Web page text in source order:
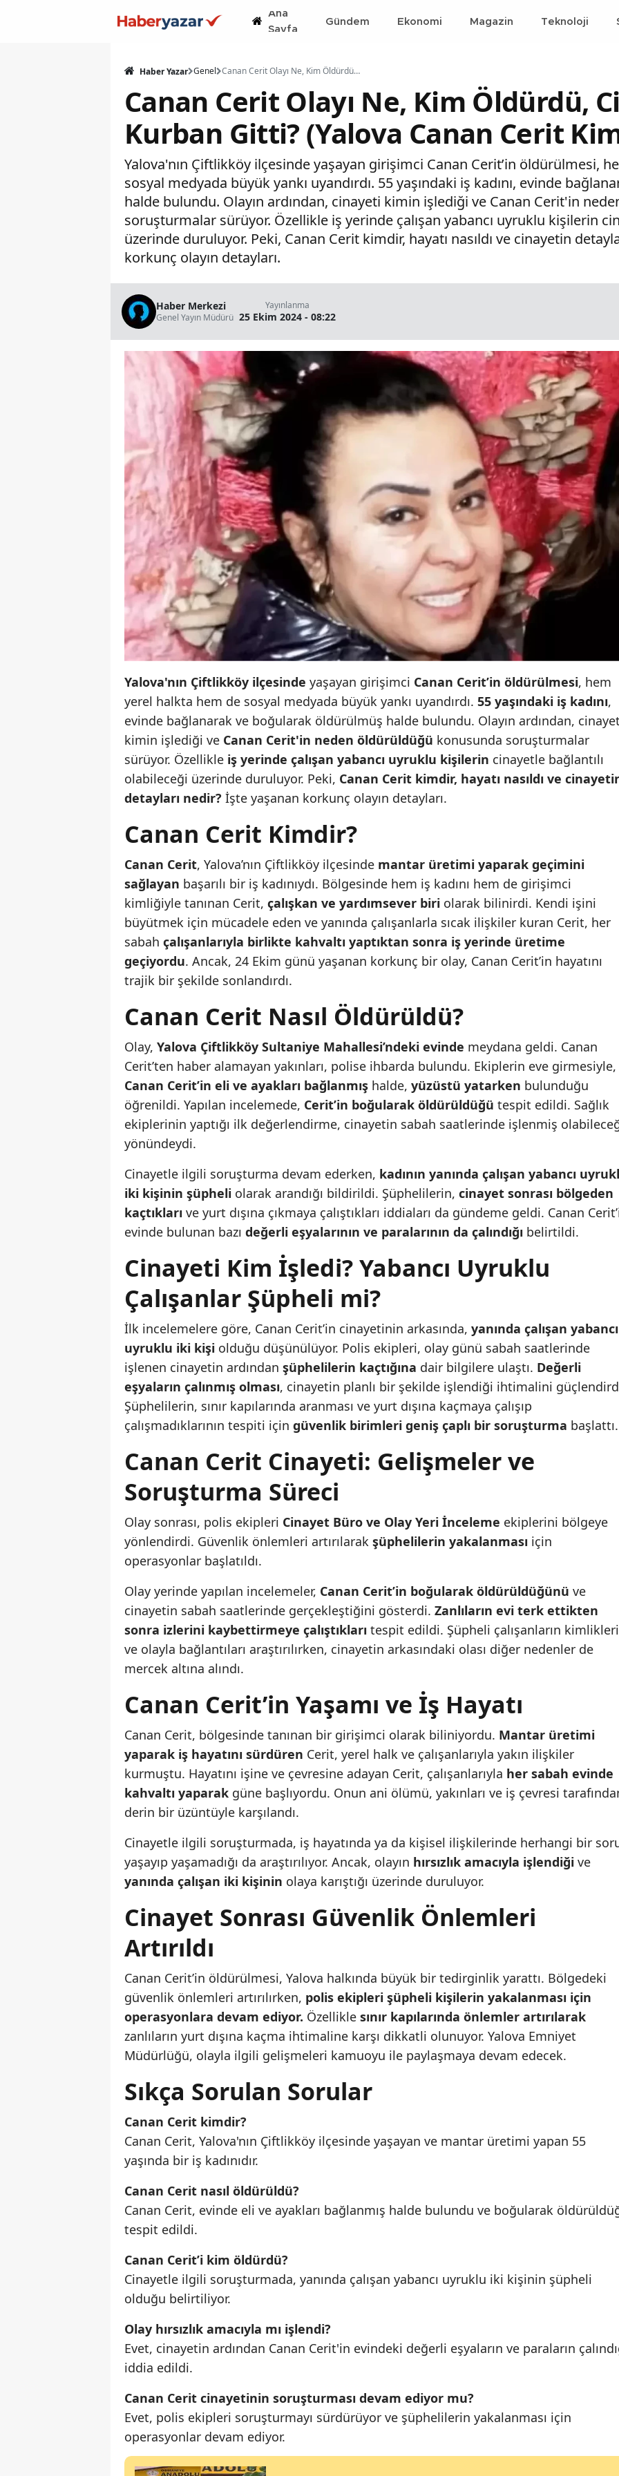
Ana
Sayfa
Gündem Ekonomi Magazin Teknoloji
Haber Yazar Genel Canan Cerit Olayı Ne, Kim Öldürdü, Cinayete mi Kurban Gitti? (Yalova Canan Cerit Kimdir, Hayatı)
Canan Cerit Olayı Ne, Kim Öldürdü,
Kurban Gitti? (Yalova Canan Cerit
Yalova'nın Çiftlikköy ilçesinde yaşayan girişimci Canan Cerit’in öldürülmesi,
sosyal medyada büyük yankı uyandırdı. 55 yaşındaki iş kadını, evinde
halde bulundu. Olayın ardından, cinayeti kimin işlediği ve Canan Cerit'in
soruşturmalar sürüyor. Özellikle iş yerinde çalışan yabancı uyruklu kişilerin
üzerinde duruluyor. Peki, Canan Cerit kimdir, hayatı nasıldı ve cinayetin
korkunç olayın detayları.
Haber Merkezi
Genel Yayın Müdürü
Yayınlanma
25 Ekim 2024 - 08:22
Yalova'nın Çiftlikköy ilçesinde yaşayan girişimci Canan Cerit’in öldürülmesi, hem
yerel halkta hem de sosyal medyada büyük yankı uyandırdı. 55 yaşındaki iş kadını,
evinde bağlanarak ve boğularak öldürülmüş halde bulundu. Olayın ardından,
kimin işlediği ve Canan Cerit'in neden öldürüldüğü konusunda soruşturmalar
sürüyor. Özellikle iş yerinde çalışan yabancı uyruklu kişilerin cinayetle bağlantılı
olabileceği üzerinde duruluyor. Peki, Canan Cerit kimdir, hayatı nasıldı ve
detayları nedir? İşte yaşanan korkunç olayın detayları.
Canan Cerit Kimdir?
Canan Cerit, Yalova’nın Çiftlikköy ilçesinde mantar üretimi yaparak geçimini
sağlayan başarılı bir iş kadınıydı. Bölgesinde hem iş kadını hem de girişimci
kimliğiyle tanınan Cerit, çalışkan ve yardımsever biri olarak bilinirdi. Kendi işini
büyütmek için mücadele eden ve yanında çalışanlarla sıcak ilişkiler kuran Cerit, her
sabah çalışanlarıyla birlikte kahvaltı yaptıktan sonra iş yerinde üretime
geçiyordu. Ancak, 24 Ekim günü yaşanan korkunç bir olay, Canan Cerit’in hayatını
trajik bir şekilde sonlandırdı.
Canan Cerit Nasıl Öldürüldü?
Olay, Yalova Çiftlikköy Sultaniye Mahallesi’ndeki evinde meydana geldi. Canan
Cerit’ten haber alamayan yakınları, polise ihbarda bulundu. Ekiplerin eve girmesiyle,
Canan Cerit’in eli ve ayakları bağlanmış halde, yüzüstü yatarken bulunduğu
öğrenildi. Yapılan incelemede, Cerit’in boğularak öldürüldüğü tespit edildi. Sağlık
ekiplerinin yaptığı ilk değerlendirme, cinayetin sabah saatlerinde işlenmiş
yönündeydi.
Cinayetle ilgili soruşturma devam ederken, kadının yanında çalışan yabancı
iki kişinin şüpheli olarak arandığı bildirildi. Şüphelilerin, cinayet sonrası bölgeden
kaçtıkları ve yurt dışına çıkmaya çalıştıkları iddiaları da gündeme geldi. Canan
evinde bulunan bazı değerli eşyalarının ve paralarının da çalındığı belirtildi.
Cinayeti Kim İşledi? Yabancı Uyruklu
Çalışanlar Şüpheli mi?
İlk incelemelere göre, Canan Cerit’in cinayetinin arkasında, yanında çalışan yabancı
uyruklu iki kişi olduğu düşünülüyor. Polis ekipleri, olay günü sabah saatlerinde
işlenen cinayetin ardından şüphelilerin kaçtığına dair bilgilere ulaştı. Değerli
eşyaların çalınmış olması, cinayetin planlı bir şekilde işlendiği ihtimalini
Şüphelilerin, sınır kapılarında aranması ve yurt dışına kaçmaya çalışıp
çalışmadıklarının tespiti için güvenlik birimleri geniş çaplı bir soruşturma başlattı.
Canan Cerit Cinayeti: Gelişmeler ve
Soruşturma Süreci
Olay sonrası, polis ekipleri Cinayet Büro ve Olay Yeri İnceleme ekiplerini bölgeye
yönlendirdi. Güvenlik önlemleri artırılarak şüphelilerin yakalanması için
operasyonlar başlatıldı.
Olay yerinde yapılan incelemeler, Canan Cerit’in boğularak öldürüldüğünü ve
cinayetin sabah saatlerinde gerçekleştiğini gösterdi. Zanlıların evi terk ettikten
sonra izlerini kaybettirmeye çalıştıkları tespit edildi. Şüpheli çalışanların kimlikleri
ve olayla bağlantıları araştırılırken, cinayetin arkasındaki olası diğer nedenler de
mercek altına alındı.
Canan Cerit’in Yaşamı ve İş Hayatı
Canan Cerit, bölgesinde tanınan bir girişimci olarak biliniyordu. Mantar üretimi
yaparak iş hayatını sürdüren Cerit, yerel halk ve çalışanlarıyla yakın ilişkiler
kurmuştu. Hayatını işine ve çevresine adayan Cerit, çalışanlarıyla her sabah evinde
kahvaltı yaparak güne başlıyordu. Onun ani ölümü, yakınları ve iş çevresi
derin bir üzüntüyle karşılandı.
Cinayetle ilgili soruşturmada, iş hayatında ya da kişisel ilişkilerinde herhangi bir
yaşayıp yaşamadığı da araştırılıyor. Ancak, olayın hırsızlık amacıyla işlendiği ve
yanında çalışan iki kişinin olaya karıştığı üzerinde duruluyor.
Cinayet Sonrası Güvenlik Önlemleri
Artırıldı
Canan Cerit’in öldürülmesi, Yalova halkında büyük bir tedirginlik yarattı. Bölgedeki
güvenlik önlemleri artırılırken, polis ekipleri şüpheli kişilerin yakalanması için
operasyonlara devam ediyor. Özellikle sınır kapılarında önlemler artırılarak
zanlıların yurt dışına kaçma ihtimaline karşı dikkatli olunuyor. Yalova Emniyet
Müdürlüğü, olayla ilgili gelişmeleri kamuoyu ile paylaşmaya devam edecek.
Sıkça Sorulan Sorular
Canan Cerit kimdir?
Canan Cerit, Yalova'nın Çiftlikköy ilçesinde yaşayan ve mantar üretimi yapan 55
yaşında bir iş kadınıdır.
Canan Cerit nasıl öldürüldü?
Canan Cerit, evinde eli ve ayakları bağlanmış halde bulundu ve boğularak
tespit edildi.
Canan Cerit’i kim öldürdü?
Cinayetle ilgili soruşturmada, yanında çalışan yabancı uyruklu iki kişinin şüpheli
olduğu belirtiliyor.
Olay hırsızlık amacıyla mı işlendi?
Evet, cinayetin ardından Canan Cerit'in evindeki değerli eşyaların ve paraların
iddia edildi.
Canan Cerit cinayetinin soruşturması devam ediyor mu?
Evet, polis ekipleri soruşturmayı sürdürüyor ve şüphelilerin yakalanması için
operasyonlar devam ediyor.